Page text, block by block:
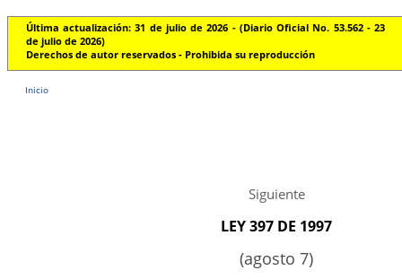
Última actualización: 31 de julio de 2026 - (Diario Oficial No. 53.562 - 23
de julio de 2026)
Derechos de autor reservados - Prohibida su reproducción
Inicio
Siguiente
LEY 397 DE 1997
(agosto 7)